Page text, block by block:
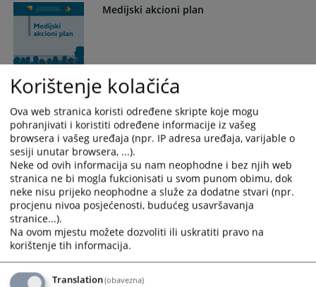
Medijski akcioni plan
Moj vodič kroz krivični postupak
Unapređenje efikasnosti sudova i
odgovornosti sudija i tužilaca u BiH –
treća faza
Korištenje kolačića
Ova web stranica koristi određene skripte koje mogu
pohranjivati i koristiti određene informacije iz vašeg
browsera i vašeg uređaja (npr. IP adresa uređaja, varijable o
sesiji unutar browsera, ...).
Neke od ovih informacija su nam neophodne i bez njih web
stranica ne bi mogla fukcionisati u svom punom obimu, dok
neke nisu prijeko neophodne a služe za dodatne stvari (npr.
procjenu nivoa posjećenosti, budućeg usavršavanja
stranice...).
Na ovom mjestu možete dozvoliti ili uskratiti pravo na
korištenje tih informacija.
Translation(obavezna)